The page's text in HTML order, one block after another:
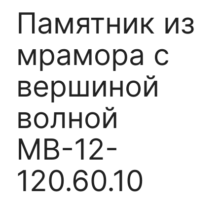
Памятник из
мрамора с
вершиной
волной
МВ-12-
120.60.10